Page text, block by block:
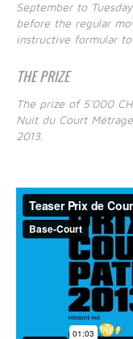
September to
before the regular
instructive formular to
THE PRIZE
The prize of 5'000
Nuit du Court
2013.